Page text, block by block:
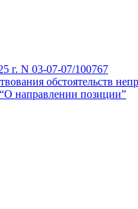
г. N 03-07-07/100767
обстоятельств
направлении позиции”